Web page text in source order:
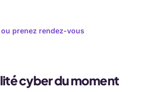
ou prenez rendez-vous
cyber du moment